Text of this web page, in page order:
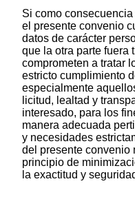
Si como
el presente convenio
datos de carácter
que la otra parte fuera
comprometen a tratar
estricto cumplimiento
especialmente
licitud, lealtad y
interesado, para los
manera adecuada
y necesidades
del presente convenio
principio de
la exactitud y